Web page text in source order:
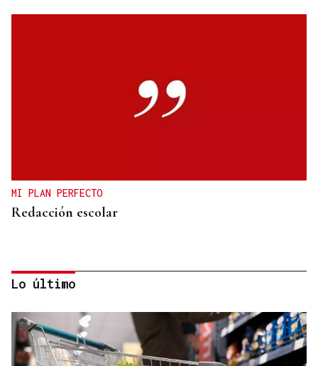
MI PLAN PERFECTO
Redacción escolar
Jenaro Castro
Lo último